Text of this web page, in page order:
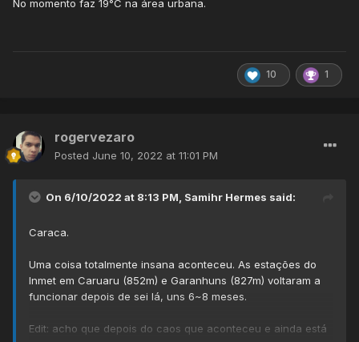
No momento faz 19°C na área urbana.
10 1
rogervezaro
Posted June 10, 2022 at 11:01 PM
On 6/10/2022 at 8:13 PM, Samihr Hermes said:
Caraca.
Uma coisa totalmente insana aconteceu. As estações do
Inmet em Caruaru (852m) e Garanhuns (827m) voltaram a
funcionar depois de sei lá, uns 6~8 meses.
Edit: acho que depois do caos que aconteceu e ainda está